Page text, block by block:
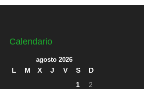
Calendario
agosto 2026
L M X J V S
D
1
2